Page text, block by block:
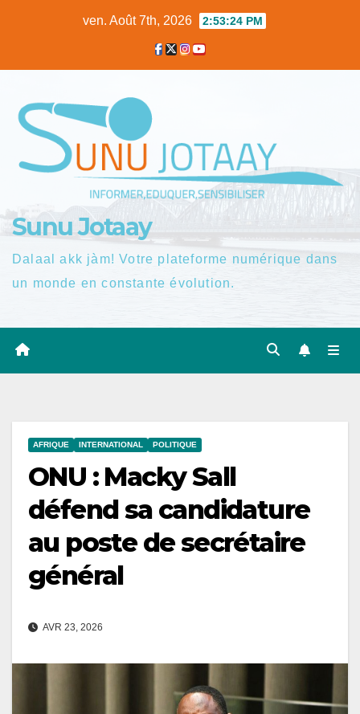
ven. Août 7th, 2026 2:53:25 PM
Sunu Jotaay
Dalaal akk jàm! Votre plateforme numérique dans
un monde en constante évolution.
AFRIQUE INTERNATIONAL POLITIQUE
ONU : Macky Sall
défend sa candidature
au poste de secrétaire
général
AVR 23, 2026